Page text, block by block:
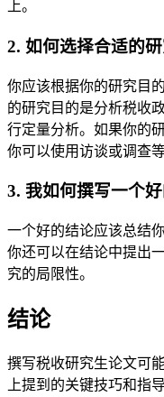
上。
2. 如何选择合适的研
你应该根据你的研究目
的研究目的是分析税收
行定量分析。如果你的
你可以使用访谈或调查
3. 我如何撰写一个好
一个好的结论应该总结
你还可以在结论中提出
究的局限性。
结论
撰写税收研究生论文可
上提到的关键技巧和指